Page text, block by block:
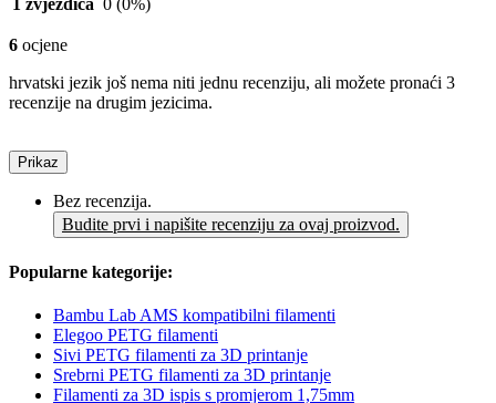
1 zvjezdica 0 (0%)
6 ocjene
hrvatski jezik još nema niti jednu recenziju, ali možete pronaći 3
recenzije na drugim jezicima.
Prikaz
Bez recenzija.
Budite prvi i napišite recenziju za ovaj proizvod.
Popularne kategorije:
Bambu Lab AMS kompatibilni filamenti
Elegoo PETG filamenti
Sivi PETG filamenti za 3D printanje
Srebrni PETG filamenti za 3D printanje
Filamenti za 3D ispis s promjerom 1,75mm